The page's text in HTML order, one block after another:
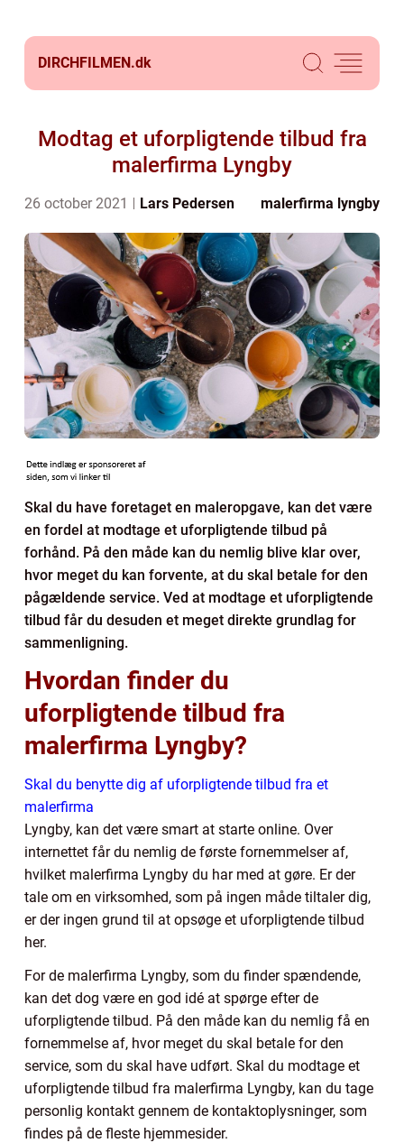
DIRCHFILMEN.dk
Modtag et uforpligtende tilbud fra
malerfirma Lyngby
26 october 2021 Lars Pedersen malerfirma lyngby
Skal du have foretaget en maleropgave, kan det være
en fordel at modtage et uforpligtende tilbud på
forhånd. På den måde kan du nemlig blive klar over,
hvor meget du kan forvente, at du skal betale for den
pågældende service. Ved at modtage et uforpligtende
tilbud får du desuden et meget direkte grundlag for
sammenligning.
Hvordan finder du
uforpligtende tilbud fra
malerfirma Lyngby?
Skal du benytte dig af uforpligtende tilbud fra et
malerfirma
Lyngby, kan det være smart at starte online. Over
internettet får du nemlig de første fornemmelser af,
hvilket malerfirma Lyngby du har med at gøre. Er der
tale om en virksomhed, som på ingen måde tiltaler dig,
er der ingen grund til at opsøge et uforpligtende tilbud
her.
For de malerfirma Lyngby, som du finder spændende,
kan det dog være en god idé at spørge efter de
uforpligtende tilbud. På den måde kan du nemlig få en
fornemmelse af, hvor meget du skal betale for den
service, som du skal have udført. Skal du modtage et
uforpligtende tilbud fra malerfirma Lyngby, kan du tage
personlig kontakt gennem de kontaktoplysninger, som
findes på de fleste hjemmesider.